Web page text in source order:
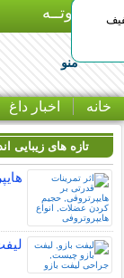
بـیتوتــه
منو
خانه اخبار داغ
50% تخفیف
تازه های زیبایی